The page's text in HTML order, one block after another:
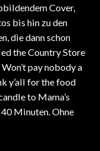
Cover,
bis hin zu den
die dann schon
the Country Store
pay nobody a
y’all for the food
to Mama’s
Minuten. Ohne